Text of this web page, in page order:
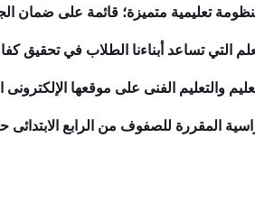
تعليمية متميزة؛ قائمة على ضمان
التي تساعد أبناءنا الطلاب في تحقيق
والتعليم الفنى على موقعها
المقررة للصفوف من الرابع